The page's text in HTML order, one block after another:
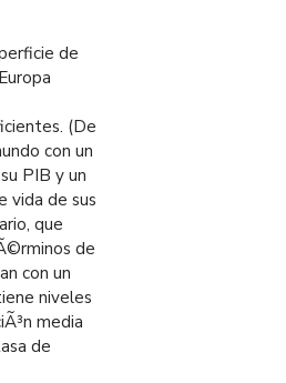
de
(De
con un
PIB y un
vida de sus
que
de
con un
niveles
media
de